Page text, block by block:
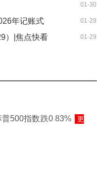
01-30
年记账式
总额450亿元
01-29
）|焦点快看 01-29
500指数跌0 83% 更